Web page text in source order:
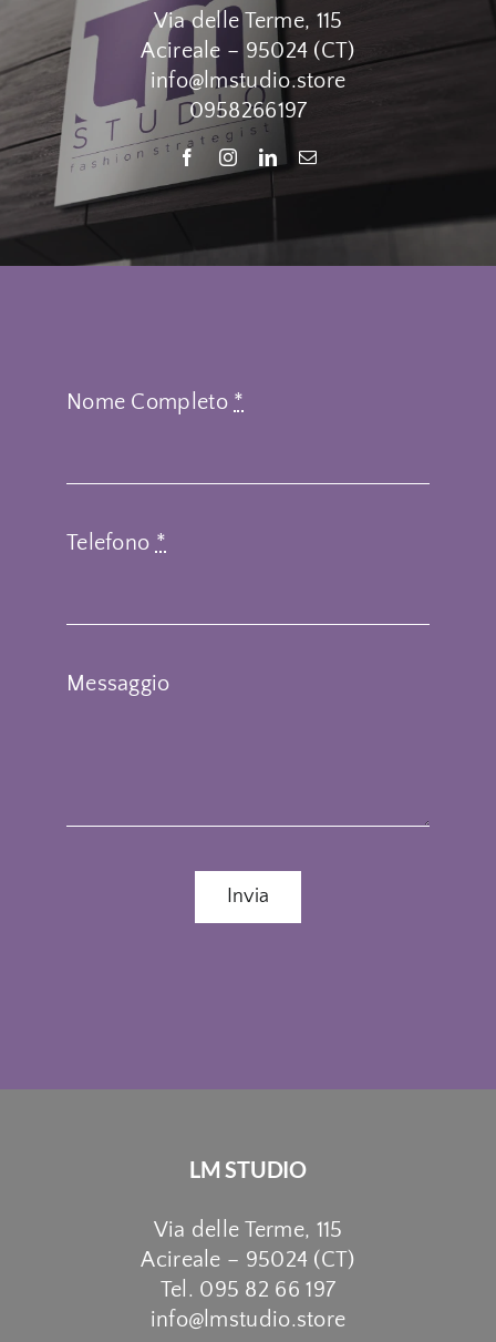
Via delle Terme, 115
Acireale – 95024 (CT)
info@lmstudio.store
0958266197
Nome Completo *
Telefono *
Messaggio
Invia
LM STUDIO
Via delle Terme, 115
Acireale – 95024 (CT)
Tel. 095 82 66 197
info@lmstudio.store